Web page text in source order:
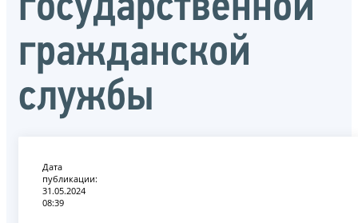
гражданской
службы
Дата
публикации:
31.05.2024
08:39